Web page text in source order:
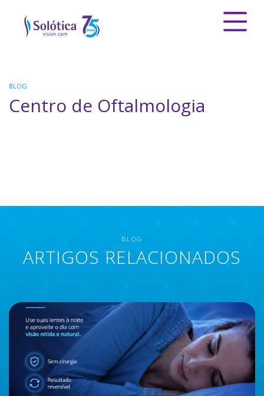
BLOG
Centro de Oftalmologia
BLOG
ARTIGOS RELACIONADOS